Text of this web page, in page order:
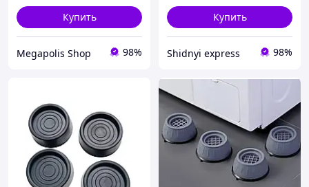
Купить
Megapolis Shop 98%
Купить
Shidnyi express 98%